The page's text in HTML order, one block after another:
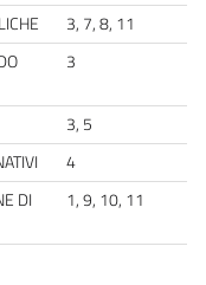
3, 7, 8, 11
3
3, 5
4
DI
1, 9, 10, 11